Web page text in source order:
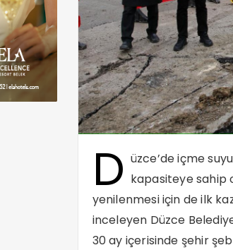
D üzce’de içme
kapasiteye sahip
yenilenmesi için de ilk
inceleyen Düzce
30 ay içerisinde şehir